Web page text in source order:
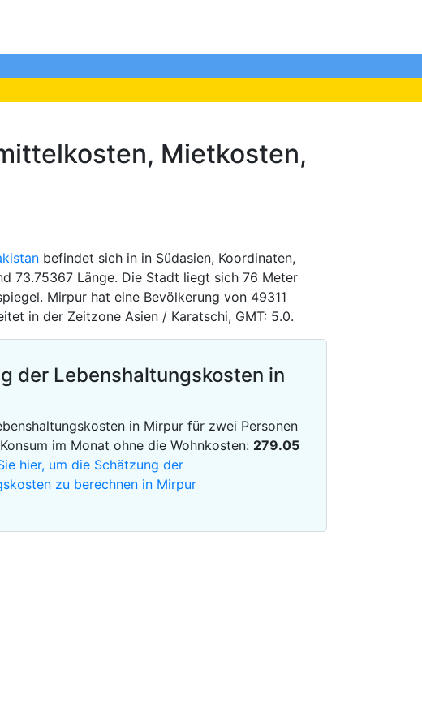
Mietkosten,
befindet sich in in Südasien, Koordinaten,
73.75367 Länge. Die Stadt liegt sich 76 Meter
Mirpur hat eine Bevölkerung von 49311
in der Zeitzone Asien / Karatschi, GMT: 5.0.
der Lebenshaltungskosten in
in Mirpur für zwei Personen
im Monat ohne die Wohnkosten: 279.05
hier, um die Schätzung der
zu berechnen in Mirpur